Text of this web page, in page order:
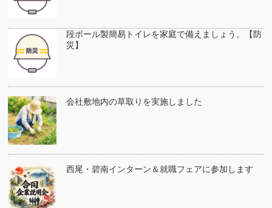
段ボール製簡易トイレを家庭で備えましょう。【防
災】
会社敷地内の草取りを実施しました
西尾・碧南インターン＆就職フェアに参加します